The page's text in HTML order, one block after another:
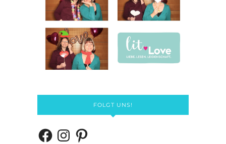
FOLGT UNS!